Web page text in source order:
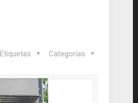
Categorías
Etiquetas